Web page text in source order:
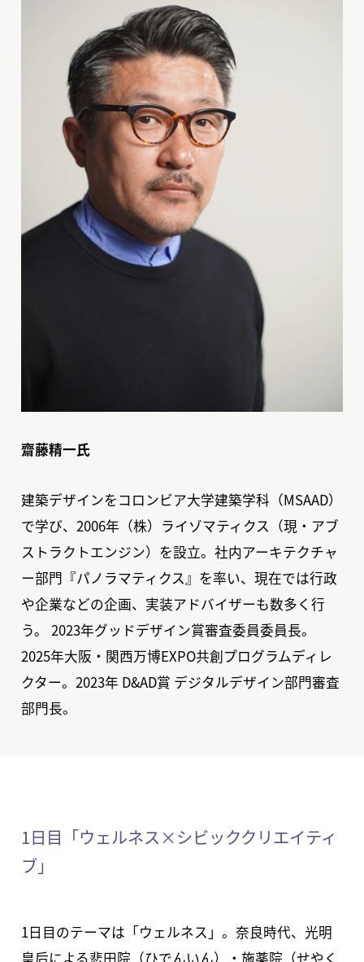
齋藤精一氏
建築デザインをコロンビア大学建築学科（MSAAD）
で学び、2006年（株）ライゾマティクス（現・アブ
ストラクトエンジン）を設立。社内アーキテクチャ
ー部門『パノラマティクス』を率い、現在では行政
や企業などの企画、実装アドバイザーも数多く行
う。 2023年グッドデザイン賞審査委員委員長。
2025年大阪・関西万博EXPO共創プログラムディレ
クター。2023年 D&AD賞 デジタルデザイン部門審査
部門長。
1日目「ウェルネス×シビッククリエイティ
ブ」
1日目のテーマは「ウェルネス」。奈良時代、光明